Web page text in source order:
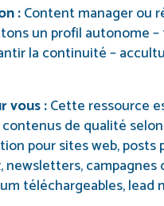
:Content manager ou
un profil autonome
la continuité –
vous :Cette ressource
de qualité
pour sites web, posts
newsletters, campagnes
téléchargeables, lead